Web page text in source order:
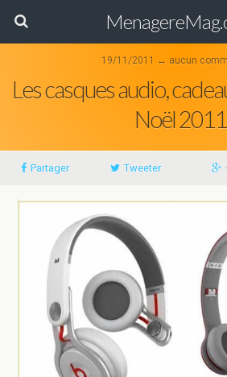
19/11/2011 ↔ aucun
Les casques audio,
Noël 2011
Partager Tweeter